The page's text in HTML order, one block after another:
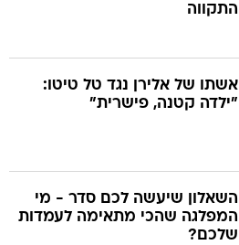
התקווה
אשתו של אלירן נגד טל טיטו:
"ילדה קטנה, פישרית"
השאלון שיעשה לכם סדר - מי
המפלגה שהכי מתאימה לעמדות
שלכם?